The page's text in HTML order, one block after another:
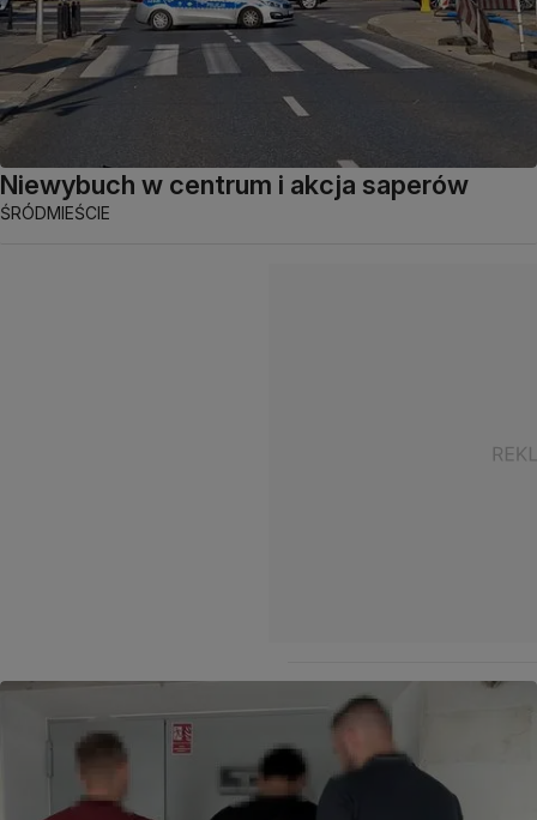
Niewybuch w centrum i akcja saperów
ŚRÓDMIEŚCIE